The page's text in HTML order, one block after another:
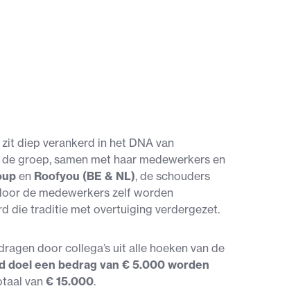
diep verankerd in het DNA van
groep, samen met haar medewerkers en
en Roofyou (BE & NL), de schouders
de medewerkers zelf worden
die traditie met overtuiging verdergezet.
door collega’s uit alle hoeken van de
doel een bedrag van € 5.000 worden
van € 15.000.